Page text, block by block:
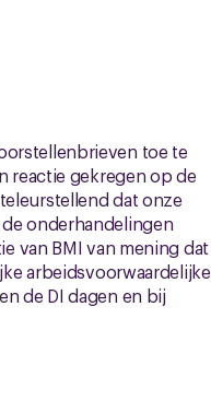
toe te
reactie gekregen op de
dat onze
onderhandelingen
van BMI van mening dat
arbeidsvoorwaardelijke
de DI dagen en bij